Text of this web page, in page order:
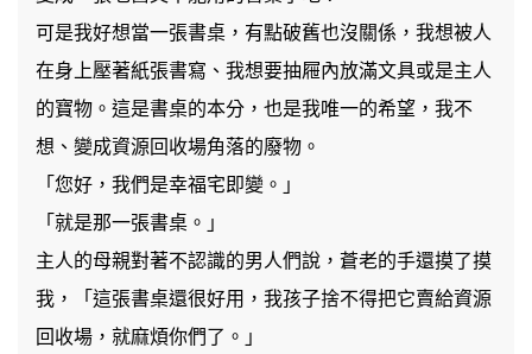
可是我好想當一張書桌，有點破舊也沒關係，我想被人
在身上壓著紙張書寫、我想要抽屜內放滿文具或是主人
的寶物。這是書桌的本分，也是我唯一的希望，我不
想、變成資源回收場角落的廢物。
「您好，我們是幸福宅即變。」
「就是那一張書桌。」
主人的母親對著不認識的男人們說，蒼老的手還摸了摸
我，「這張書桌還很好用，我孩子捨不得把它賣給資源
回收場，就麻煩你們了。」